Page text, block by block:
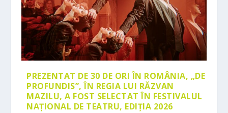
PREZENTAT DE 30 DE ORI ÎN ROMÂNIA, „DE
PROFUNDIS”, ÎN REGIA LUI RĂZVAN
MAZILU, A FOST SELECTAT ÎN FESTIVALUL
NAȚIONAL DE TEATRU, EDIȚIA 2026